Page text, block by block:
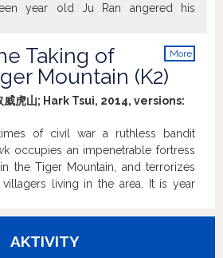
year old Ju Ran angered his
the only of the classmates to fail the
Yet, in the end, necessity of
the last year´s class turns out not
such a nuisance as it seemed in the
More
Taking of
Mountain (K2)
威虎山; Hark Tsui, 2014, versions:
of civil war a ruthless bandit
occupies an impenetrable fortress
the Tiger Mountain, and terrorizes
villagers living in the area. It is year
Army passes the region. The
Captain decides to put an end to
bandits´ raids. A battle of fire power
AKTIVITY